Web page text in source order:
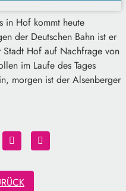
in Hof kommt heute
der Deutschen Bahn ist er
Stadt Hof auf Nachfrage von
im Laufe des Tages
morgen ist der Alsenberger